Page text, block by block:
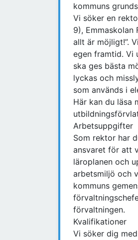
kommuns
Vi söker en
9), Emmaskolan
allt är möjligt!”.
egen framtid. Vi
ska ges bästa
lyckas och
som används i
Här kan du läsa
Arbetsuppgifter
Som rektor har
ansvaret för att
läroplanen och
arbetsmiljö och
kommuns
förvaltningen.
Kvalifikationer
Vi söker dig